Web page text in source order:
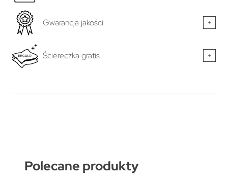
Gwarancja jakości +
Ściereczka gratis +
Polecane produkty